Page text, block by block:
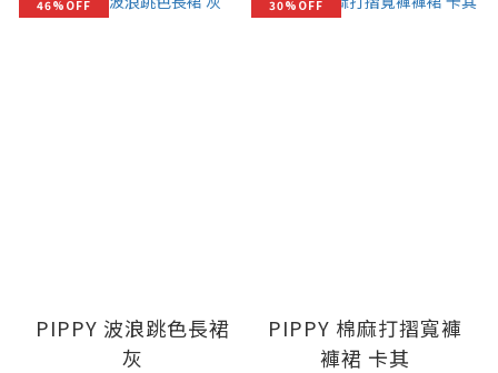
46%OFF
PIPPY 波浪跳色長裙
灰
30%OFF
PIPPY 棉麻打摺寬褲
褲裙 卡其